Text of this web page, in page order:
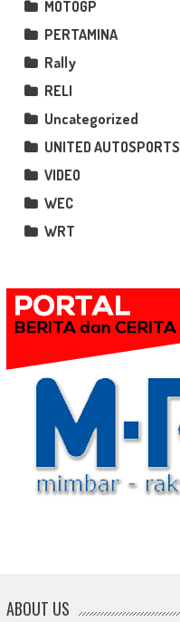
MOTOGP
PERTAMINA
Rally
RELI
Uncategorized
UNITED AUTOSPORTS
VIDEO
WEC
WRT
ABOUT US